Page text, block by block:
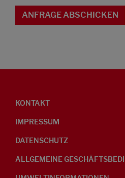
KONTAKT
IMPRESSUM
DATENSCHUTZ
ALLGEMEINE